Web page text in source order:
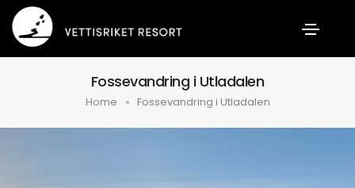
Fossevandring i Utladalen
Home Fossevandring i Utladalen